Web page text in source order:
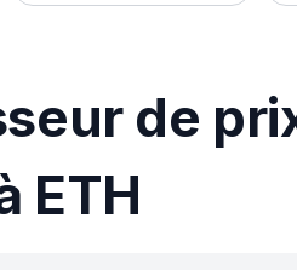
de
ETH